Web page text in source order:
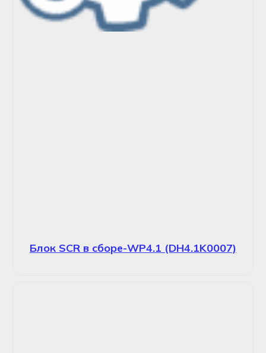
Блок SCR в сборе-WP4.1 (DH4.1K0007)